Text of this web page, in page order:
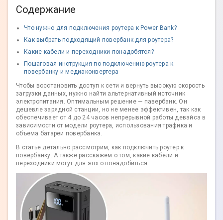
Содержание
Что нужно для подключения роутера к Power Bank?
Как выбрать подходящий повербанк для роутера?
Какие кабели и переходники понадобятся?
Пошаговая инструкция по подключению роутера к
повербанку и медиаконвертера
Чтобы восстановить доступ к сети и вернуть высокую скорость
загрузки данных, нужно найти альтернативный источник
электропитания. Оптимальным решение — павербанк. Он
дешевле зарядной станции, но не менее эффективен, так как
обеспечивает от 4 до 24 часов непрерывной работы девайса в
зависимости от модели роутера, использования трафика и
объема батареи повербанка.
В статье детально рассмотрим, как подключить роутер к
повербанку. А также расскажем о том, какие кабели и
переходники могут для этого понадобиться.